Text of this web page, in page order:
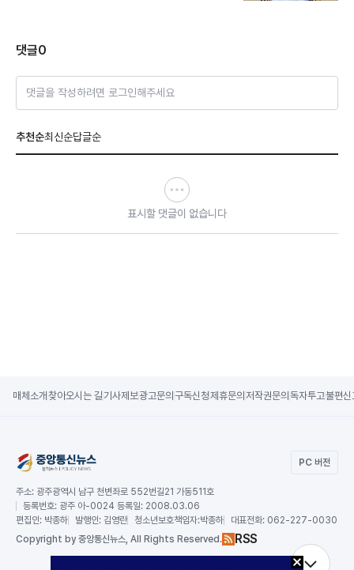
댓글0
댓글을 작성하려면 로그인해주세요
추천순최신순답글순
표시할 댓글이 없습니다
매체소개 찾아오시는 길기사제보광고문의 구독신청제휴문의 저작권문의 독자투고불편신
PC 버전
주소: 광주광역시 남구 천변좌로 552번길21 가동511호
등록번호: 광주 아-0024 등록일: 2008.03.06
편집인: 박종하 발행인: 김영란 청소년보호책임자:박종하 대표전화: 062-227-0030
Copyright by 중앙통신뉴스, All Rights Reserved. RSS